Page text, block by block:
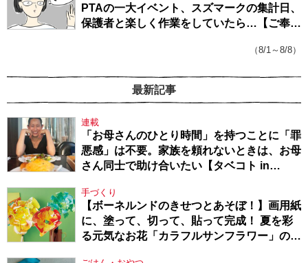
PTAの一大イベント、スズマークの集計日、
保護者と楽しく作業をしていたら…【ご奉仕
（8/1～8/8）
最新記事
連載
「お母さんのひとり時間」を持つことに「罪
悪感」は不要。家族を頼れないときは、お母
さん同士で助け合いたい【タベコト in
手づくり
【ボーネルンドのきせつとあそぼ！】画用紙
に、塗って、切って、貼って完成！ 夏を彩
る元気なお花「カラフルサンフラワー」の作